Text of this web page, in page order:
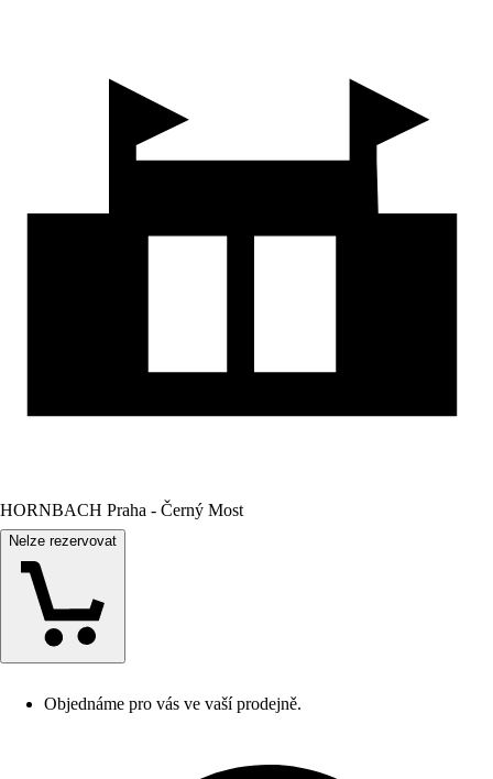
HORNBACH Praha - Černý Most
Nelze rezervovat
Objednáme pro vás ve vaší prodejně.